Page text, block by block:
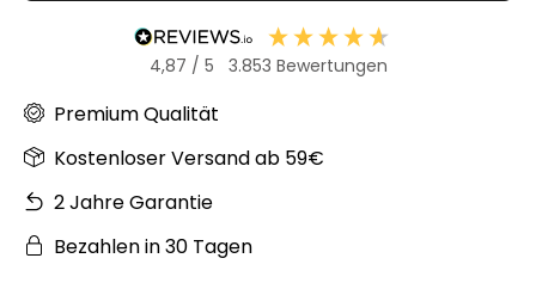
4,87 / 5 3.853 Bewertungen
Premium Qualität
Kostenloser Versand ab 59€
2 Jahre Garantie
Bezahlen in 30 Tagen